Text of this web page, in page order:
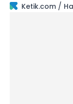
Ketik.com /